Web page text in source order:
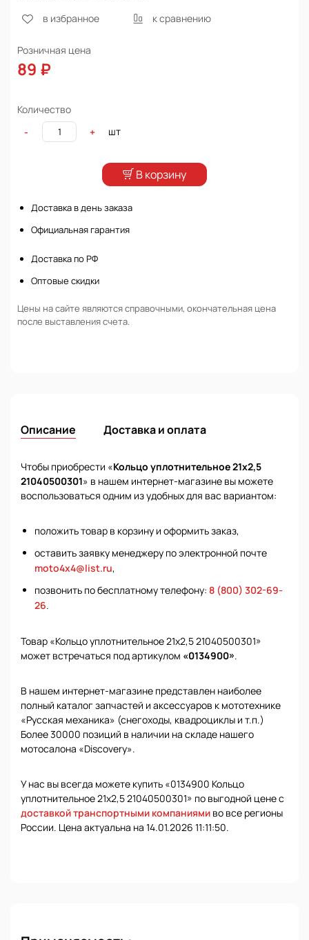
в избранное к сравнению
Розничная цена
89 ₽
Количество
-
+ шт
В корзину
Доставка в день заказа
Официальная гарантия
Доставка по РФ
Оптовые скидки
Цены на сайте являются справочными, окончательная цена
после выставления счета.
Описание Доставка и оплата
Чтобы приобрести «Кольцо уплотнительное 21х2,5
21040500301» в нашем интернет-магазине вы можете
воспользоваться одним из удобных для вас вариантом:
положить товар в корзину и оформить заказ,
оставить заявку менеджеру по электронной почте
moto4x4@list.ru,
позвонить по бесплатному телефону: 8 (800) 302-69-
26.
Товар «Кольцо уплотнительное 21х2,5 21040500301»
может встречаться под артикулом «0134900».
В нашем интернет-магазине представлен наиболее
полный каталог запчастей и аксессуаров к мототехнике
«Русская механика» (снегоходы, квадроциклы и т.п.)
Более 30000 позиций в наличии на складе нашего
мотосалона «Discovery».
У нас вы всегда можете купить «0134900 Кольцо
уплотнительное 21х2,5 21040500301» по выгодной цене с
доставкой транспортными компаниями во все регионы
России. Цена актуальна на 14.01.2026 11:11:50.